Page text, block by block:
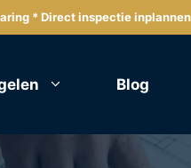
* Direct inspectie
Blog